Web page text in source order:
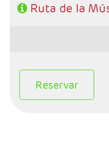
Ruta de la
Reservar